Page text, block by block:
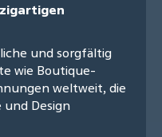
und sorgfältig
wie Boutique-
weltweit, die
Design